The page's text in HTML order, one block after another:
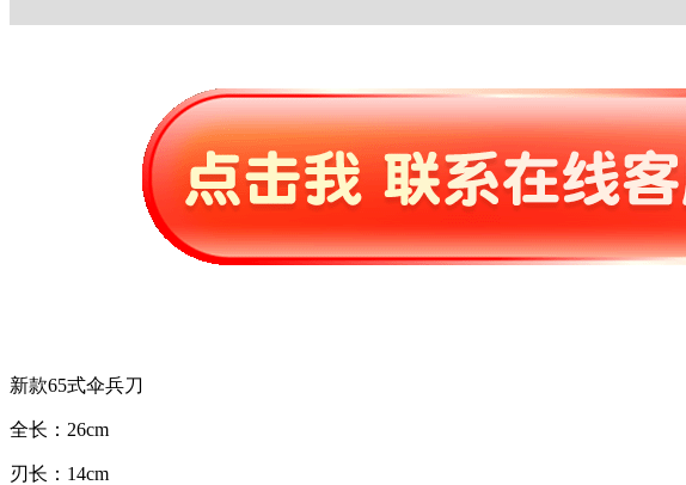
新款65式伞兵刀
全长：26cm
刃长：14cm